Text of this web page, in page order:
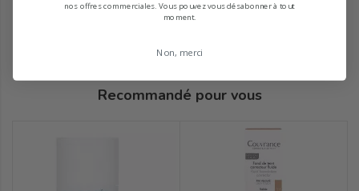
Recommandé pour vous
nos offres commerciales. Vous pouvez vous désabonner à tout
moment.
Non, merci